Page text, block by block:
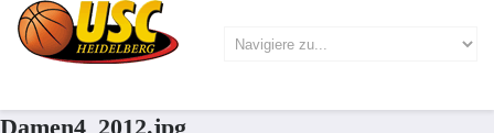
Damen4_2012.jpg